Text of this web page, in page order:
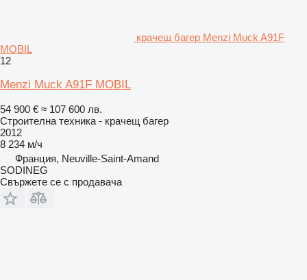
крачещ багер Menzi Muck A91F
MOBIL
12
Menzi Muck A91F MOBIL
54 900 € ≈ 107 600 лв.
Строителна техника - крачещ багер
2012
8 234 м/ч
Франция, Neuville-Saint-Amand
SODINEG
Свържете се с продавача